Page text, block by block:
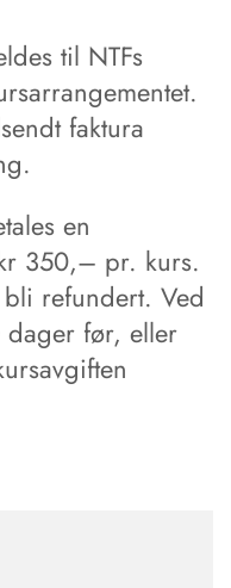
til NTFs
faktura
en
350,– pr. kurs.
refundert. Ved
dager før, eller